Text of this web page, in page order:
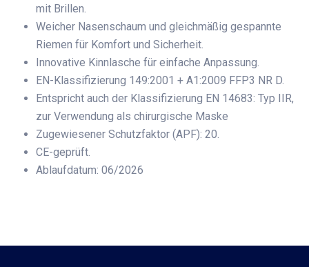
mit Brillen.
Weicher Nasenschaum und gleichmäßig gespannte
Riemen für Komfort und Sicherheit.
Innovative Kinnlasche für einfache Anpassung.
EN-Klassifizierung 149:2001 + A1:2009 FFP3 NR D.
Entspricht auch der Klassifizierung EN 14683: Typ IIR,
zur Verwendung als chirurgische Maske
Zugewiesener Schutzfaktor (APF): 20.
CE-geprüft.
Ablaufdatum: 06/2026